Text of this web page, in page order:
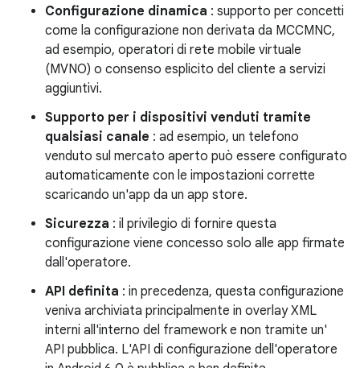
Configurazione dinamica : supporto per concetti
come la configurazione non derivata da MCCMNC,
ad esempio, operatori di rete mobile virtuale
(MVNO) o consenso esplicito del cliente a servizi
aggiuntivi.
Supporto per i dispositivi venduti tramite
qualsiasi canale : ad esempio, un telefono
venduto sul mercato aperto può essere configurato
automaticamente con le impostazioni corrette
scaricando un'app da un app store.
Sicurezza : il privilegio di fornire questa
configurazione viene concesso solo alle app firmate
dall'operatore.
API definita : in precedenza, questa configurazione
veniva archiviata principalmente in overlay XML
interni all'interno del framework e non tramite un'
API pubblica. L'API di configurazione dell'operatore